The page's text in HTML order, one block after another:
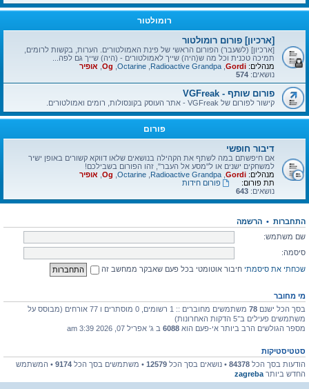
רומולטור
[ארכיון] פורום רומולטור
[ארכיון] (לשעבר) הפורום הראשי של פינת האמולטורים. הערות, בקשות לרומים,
תמיכה טכנית וכל מה ש(היה) שייך לאמולטורים - (היה) שייך גם לפה...
מנהלים: Gordi
Radioactive Grandpa
Octarine
Og אופיר
נושאים: 574
פורום שותף - VGFreak
קישור לפורום של VGFreak - אתר העוסק בקונסולות, רומים ואמולטורים.
פורום
דיבור חופשי
אם חיפשתם במה לשתף את הקהילה בנושאים שלאו דווקא קשורים באופן ישיר
למשחקים ישנים או ל"מסע אל העבר", זהו הפורום בשבילכם!
מנהלים: Gordi
Radioactive Grandpa
Octarine
Og אופיר
תת פורום:
פורום חידות
נושאים: 643
התחברות • הרשמה
שם משתמש:
סיסמה:
שכחתי את סיסמתי חיבור אוטומטי בכל פעם שאבקר ממחשב זה
מי מחובר
בסך הכל ישנם 78
משתמשים מחוברים :: 1 רשומים, 0 מוסתרים ו 77 אורחים (מבוסס על
משתמשים פעילים ב־5 הדקות האחרונות)
מספר הגולשים הרב ביותר אי-פעם הוא 6088 ב ג' אפריל 07, 2026 3:39 am
סטטיסטיקות
הודעות בסך הכל 84378 • נושאים בסך הכל 12579 • משתמשים בסך הכל 9174 • המשתמש
החדש ביותר zagreba